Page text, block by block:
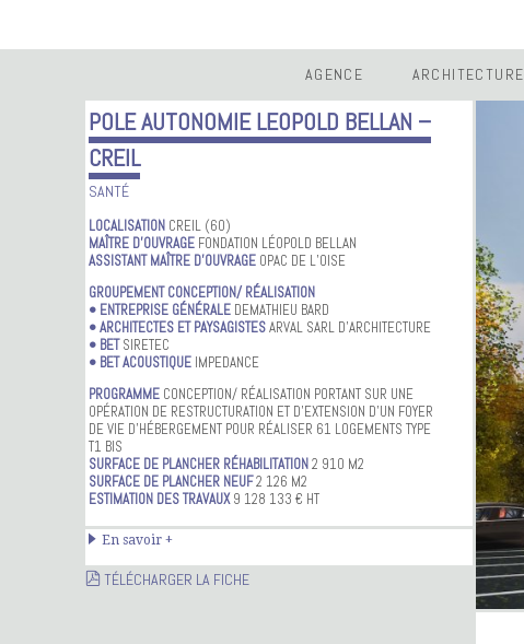
AGENCE ARCHITECTURE
POLE AUTONOMIE LEOPOLD BELLAN –
CREIL
SANTÉ
LOCALISATION CREIL (60)
MAÎTRE D’OUVRAGE FONDATION LÉOPOLD BELLAN
ASSISTANT MAÎTRE D’OUVRAGE OPAC DE L’OISE
GROUPEMENT CONCEPTION/ RÉALISATION
• ENTREPRISE GÉNÉRALE DEMATHIEU BARD
• ARCHITECTES ET PAYSAGISTESARVAL SARL D’ARCHITECTURE
• BETSIRETEC
• BET ACOUSTIQUE IMPEDANCE
PROGRAMME CONCEPTION/ RÉALISATION PORTANT SUR UNE
OPÉRATION DE RESTRUCTURATION ET D’EXTENSION D’UN FOYER
DE VIE D’HÉBERGEMENT POUR RÉALISER 61 LOGEMENTS TYPE
T1 BIS
SURFACE DE PLANCHER RÉHABILITATION2 910 M2
SURFACE DE PLANCHER NEUF2 126 M2
ESTIMATION DES TRAVAUX9 128 133 € HT
En savoir +
TÉLÉCHARGER LA FICHE